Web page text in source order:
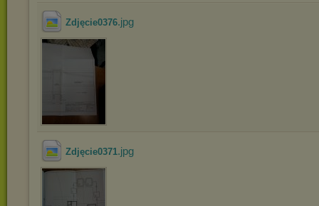
Zdjęcie0376.jpg
Zdjęcie0371.jpg